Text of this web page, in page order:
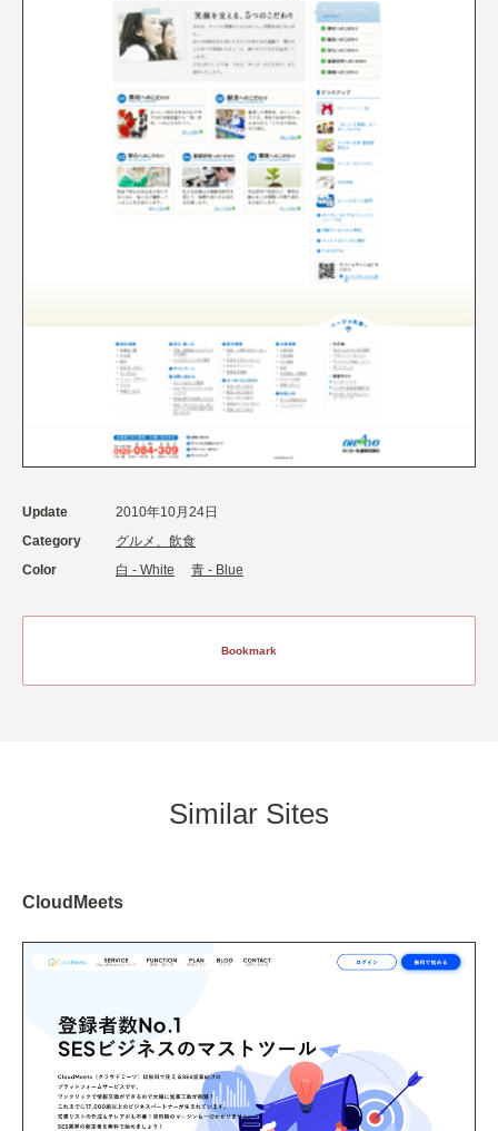
Update
2010年10月24日
Category
グルメ、飲食
Color
白 - White 青 - Blue
Bookmark
Similar Sites
CloudMeets